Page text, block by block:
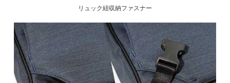
リュック紐収納ファスナー